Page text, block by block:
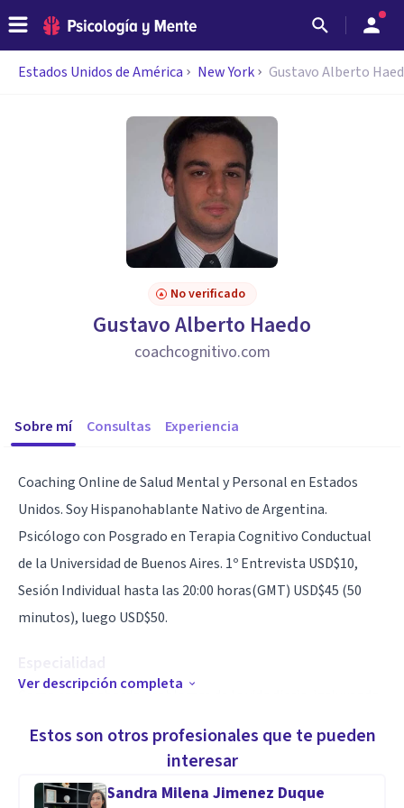
Estados Unidos de América New York Gustavo Alberto
No verificado
Gustavo Alberto Haedo
coachcognitivo.com
Sobre mí Consultas Experiencia
Coaching Online de Salud Mental y Personal en Estados
Unidos. Soy Hispanohablante Nativo de Argentina.
Psicólogo con Posgrado en Terapia Cognitivo Conductual
de la Universidad de Buenos Aires. 1º Entrevista USD$10,
Sesión Individual hasta las 20:00 horas(GMT) USD$45 (50
minutos), luego USD$50.
Especialidad
Como coach abordo problemas de la vida diaria, incluyendo
autoestima, los problemas de sueño, las crisis vitales como
relaciones, me enfoco en el desarrollo personal y la mejora
Ver descripción completa
Estos son otros profesionales que te pueden
interesar
Sandra Milena Jimenez Duque